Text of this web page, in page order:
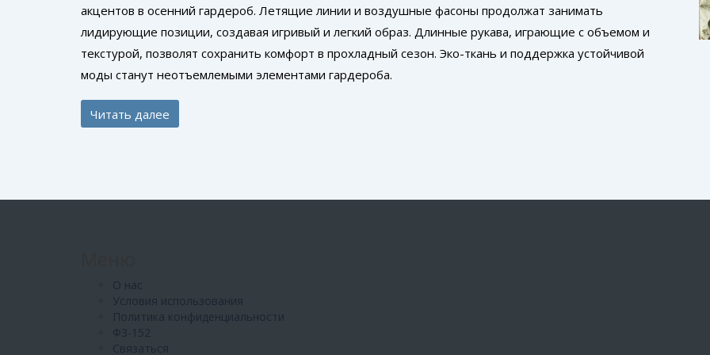
акцентов в осенний гардероб. Летящие линии и воздушные фасоны продолжат занимать
лидирующие позиции, создавая игривый и легкий образ. Длинные рукава, играющие с объемом и
текстурой, позволят сохранить комфорт в прохладный сезон. Эко-ткань и поддержка устойчивой
моды станут неотъемлемыми элементами гардероба.
Читать далее
О нас
Условия использования
Политика конфиденциальности
ФЗ-152
Связаться